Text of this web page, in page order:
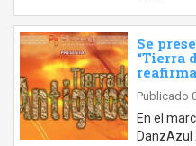
Se
“Tierra
Publicado
En el
DanzAzul